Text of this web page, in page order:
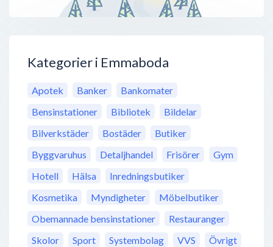
Kategorier i Emmaboda
Apotek Banker
Bankomater
Bensinstationer
Bibliotek
Bildelar
Bilverkstäder
Bostäder
Butiker
Byggvaruhus
Detaljhandel Frisörer
Gym
Hotell
Hälsa
Inredningsbutiker
Kosmetika
Myndigheter
Möbelbutiker
Obemannade bensinstationer
Restauranger
Skolor
Sport Systembolag VVS Övrigt